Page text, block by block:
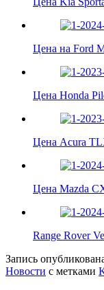
Цена на Ford
Цена Honda
Цена Acura
Цена Mazda
Range Rover
Запись
Новости с метками